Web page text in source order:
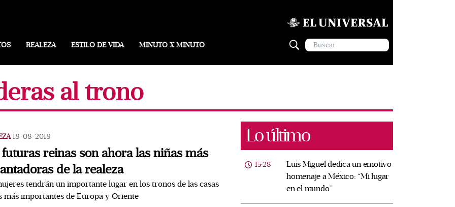
REALEZA ESTILO DE VIDA MINUTO X MINUTO
al trono
18/08/2018
futuras reinas son ahora las niñas más
de la realeza
tendrán un importante lugar en los tronos de las casas
más importantes de Europa y Oriente
Lo último
15:28
Luis Miguel dedica un emotivo
homenaje a México: “Mi lugar
en el mundo”